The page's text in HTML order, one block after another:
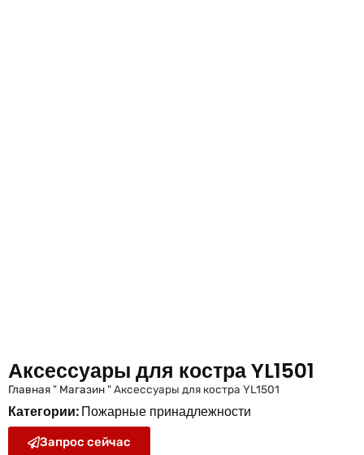
Аксессуары для костра YL1501
Главная" Магазин"Аксессуары для костра YL1501
Категории:Пожарные принадлежности
Запрос сейчас